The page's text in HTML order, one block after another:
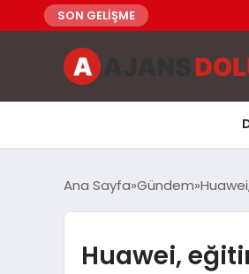
SON GELİŞME
Ana Sayfa Gündem
Huawei,